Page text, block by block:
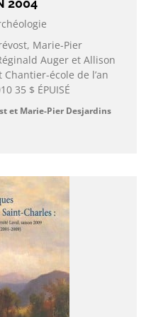
2004
Marie-Pier
Auger et Allison
école de l’an
35 $ ÉPUISÉ
et Marie-Pier Desjardins